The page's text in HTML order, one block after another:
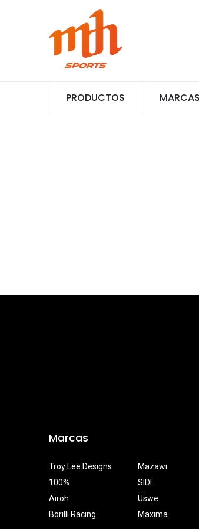
PRODUCTOS MARCAS
Marcas
Troy Lee Designs
100%
Airoh
Borilli Racing
Mazawi
SIDI
Uswe
Maxima